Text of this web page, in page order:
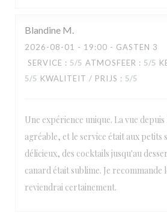
Blandine M
2026-08-01 - 19:00 - GASTEN 3
SERVICE : 5/5 ATMOSFEER : 5/5
5/5 KWALITEIT / PRIJS : 5/5
Une expérience unique. La vue
agréable, et le service était aux petits
délicieux, des cocktails jusqu'au
canard était sublime. Je recommande
reviendrai certainement.